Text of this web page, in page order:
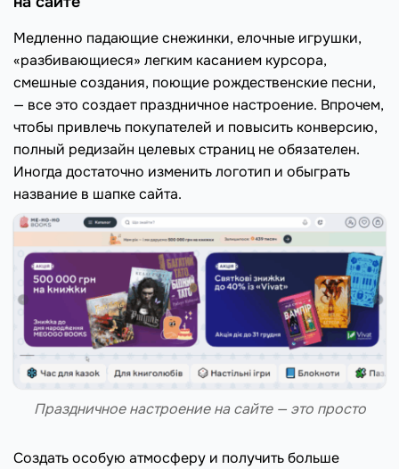
Медленно падающие снежинки, елочные игрушки,
«разбивающиеся» легким касанием курсора,
смешные создания, поющие рождественские песни,
— все это создает праздничное настроение. Впрочем,
чтобы привлечь покупателей и повысить конверсию,
полный редизайн целевых страниц не обязателен.
Иногда достаточно изменить логотип и обыграть
название в шапке сайта.
Праздничное настроение на сайте — это просто
Создать особую атмосферу и получить больше